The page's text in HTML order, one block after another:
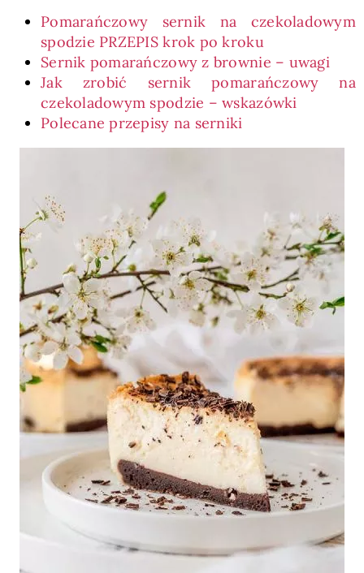
Pomarańczowy sernik na czekoladowym
spodzie PRZEPIS krok po kroku
Sernik pomarańczowy z brownie – uwagi
Jak zrobić sernik pomarańczowy na
czekoladowym spodzie – wskazówki
Polecane przepisy na serniki